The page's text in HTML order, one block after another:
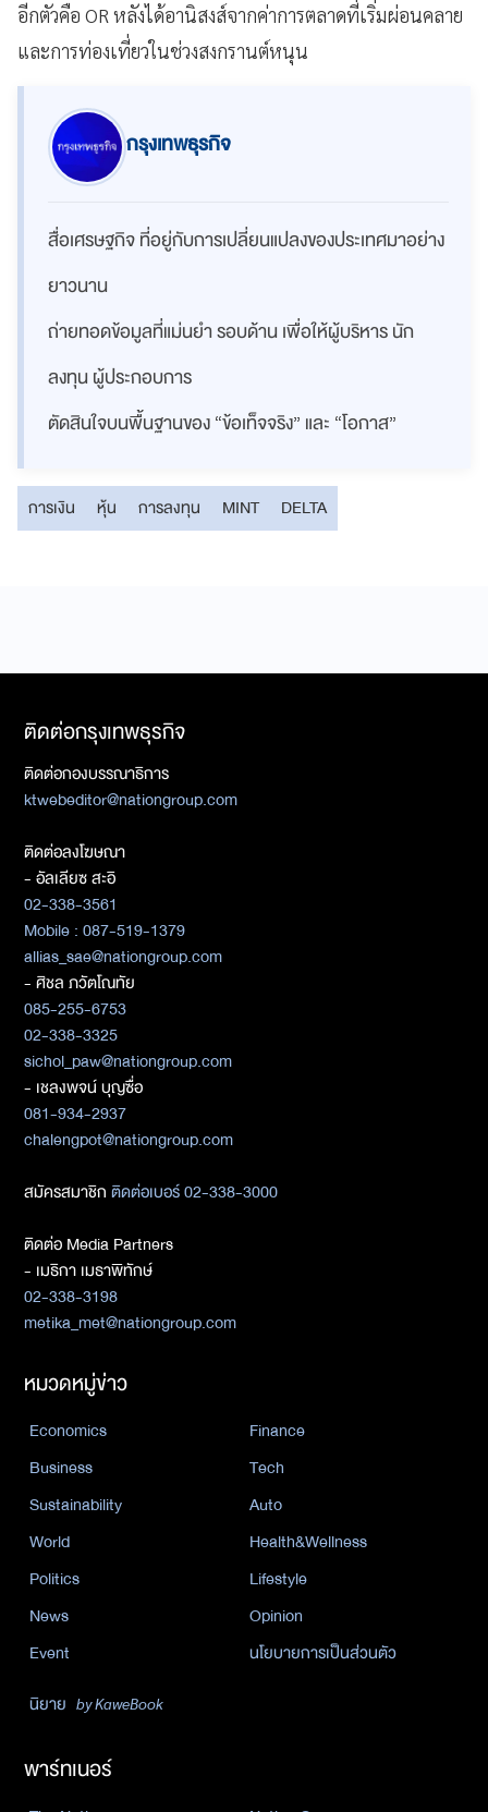
อีกตัวคือ OR หลังได้อานิสงส์จากค่าการตลาดที่เริ่มผ่อนคลาย
และการท่องเที่ยวในช่วงสงกรานต์หนุน
กรุงเทพธุรกิจ
สื่อเศรษฐกิจ ที่อยู่กับการเปลี่ยนแปลงของประเทศมาอย่าง
ยาวนาน
ถ่ายทอดข้อมูลที่แม่นยำ รอบด้าน เพื่อให้ผู้บริหาร นัก
ลงทุน ผู้ประกอบการ
ตัดสินใจบนพื้นฐานของ “ข้อเท็จจริง” และ “โอกาส”
การเงิน หุ้น การลงทุน MINT DELTA
ติดต่อกรุงเทพธุรกิจ
ติดต่อกองบรรณาธิการ
ktwebeditor@nationgroup.com
ติดต่อลงโฆษณา
- อัลเลียซ สะอิ
02-338-3561
Mobile : 087-519-1379
allias_sae@nationgroup.com
- ศิชล ภวัตโณทัย
085-255-6753
02-338-3325
sichol_paw@nationgroup.com
- เชลงพจน์ บุญซื่อ
081-934-2937
chalengpot@nationgroup.com
สมัครสมาชิกติดต่อเบอร์ 02-338-3000
ติดต่อ Media Partners
- เมธิกา เมธาพิทักษ์
02-338-3198
metika_met@nationgroup.com
หมวดหมู่ข่าว
Economics
Finance
Business
Tech
Sustainability
Auto
World
Health&Wellness
Politics
Lifestyle
News
Opinion
Event
นโยบายการเป็นส่วนตัว
นิยาย by KaweBook
พาร์ทเนอร์